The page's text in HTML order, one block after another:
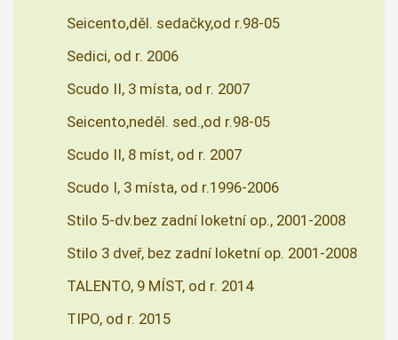
Seicento,děl. sedačky,od r.98-05
Sedici, od r. 2006
Scudo II, 3 místa, od r. 2007
Seicento,neděl. sed.,od r.98-05
Scudo II, 8 míst, od r. 2007
Scudo I, 3 místa, od r.1996-2006
Stilo 5-dv.bez zadní loketní op., 2001-2008
Stilo 3 dveř, bez zadní loketní op. 2001-2008
TALENTO, 9 MÍST, od r. 2014
TIPO, od r. 2015